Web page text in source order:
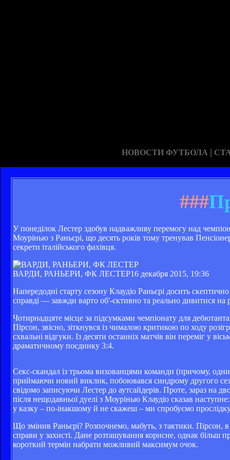
НОВОСТИ ФУТБОЛА |
###
У понеділок Лестер здобув надважливу перемогу над
Моурінью з Раньєрі, що десять років тому тренував
секрети італійського фахівця.
ВАРДИ, РАНЬЕРИ, ФК ЛЕСТЕР16 декабря 2015, 19:36
Напередодні старту сезону Клаудіо Раньєрі досить
справді — завжди варто об'-єктивно та реально дивитися
Чотирнадцяте місце за підсумками чемпіонату для
Пірсон, звісно, зіткнувся із чималою критикою по ходу
схвальні відгуки. Із десяти останніх матчів він переміг у
драматичному поєдинку 3:4.
Секс-скандал із трьома вихованцями команди (причому,
приймаючи новий виклик, побоювався синдрому другого
свідомо записуючи Лестер до аутсайдерів. Проте, зараз на
після нещодавньої дуелі з Моурінью Клаудіо сказав
у казку – по-інакшому й не скажеш – ми спробуємо
Що змінив Раньєрі? Розпочнемо, мабуть, з тактики. Пірсон,
справи у захисті. Дане розташування корисне, однак більш
короткий термін набрати можливий максимум очок.